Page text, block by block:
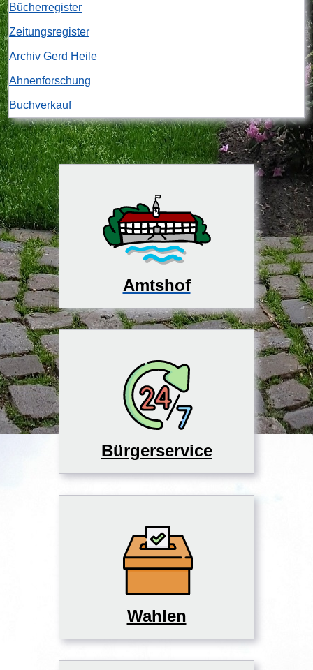
Bücherregister
Zeitungsregister
Archiv Gerd Heile
Ahnenforschung
Buchverkauf
Amtshof
Bürgerservice
Wahlen